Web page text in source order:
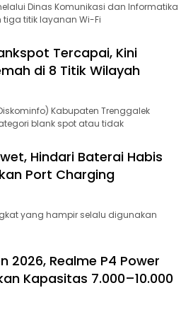
Dinas Komunikasi dan Informatika
titik layanan Wi-Fi
Tercapai, Kini
di 8 Titik Wilayah
Kabupaten Trenggalek
blank spot atau tidak
Hindari Baterai Habis
Port Charging
yang hampir selalu digunakan
2026, Realme P4 Power
Kapasitas 7.000–10.000